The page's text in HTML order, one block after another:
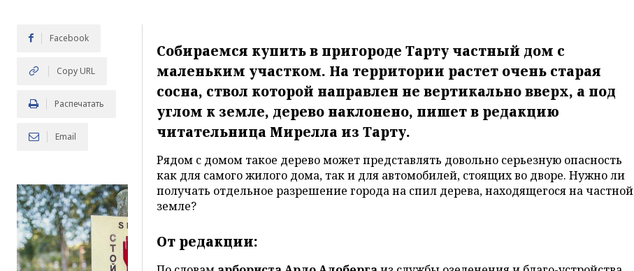
Facebook
Copy URL
Распечатать
Email
Собираемся купить в пригороде Тарту частный дом с
маленьким участком. На территории растет очень старая
сосна, ствол которой направлен не вертикально вверх, а под
углом к земле, дерево наклонено, пишет в редакцию
читательница Мирелла из Тарту.
Рядом с домом такое дерево может представлять довольно серьезную опасность
как для самого жилого дома, так и для автомобилей, стоящих во дворе. Нужно ли
получать отдельное разрешение города на спил дерева, находящегося на частной
земле?
От редакции: